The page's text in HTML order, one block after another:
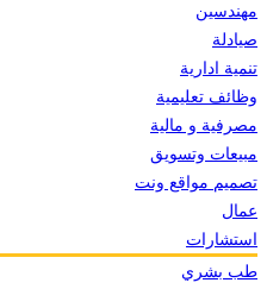
مهندسين
صيادلة
تنمية ادارية
وظائف تعليمية
مصرفية و مالية
مبيعات وتسويق
تصميم مواقع ونت
عمال
استشارات
طب بشري